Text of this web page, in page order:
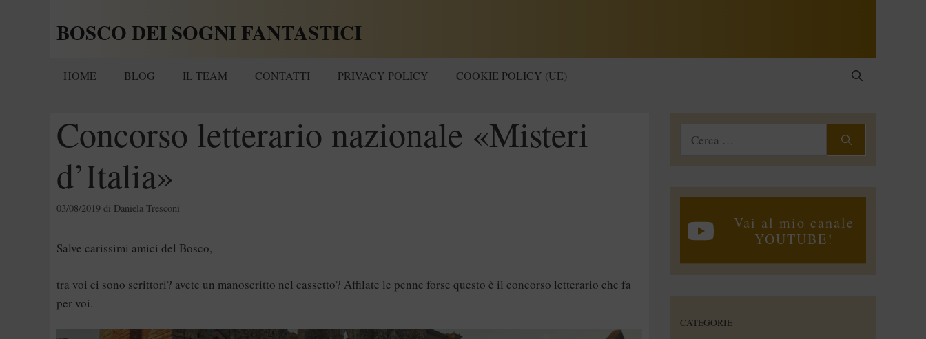
BOSCO DEI SOGNI FANTASTICI
HOME BLOG IL TEAM CONTATTI PRIVACY POLICY COOKIE POLICY (UE)
Concorso letterario nazionale «Misteri
d’Italia»
03/08/2019 di Daniela Tresconi
Salve carissimi amici del Bosco,
tra voi ci sono scrittori? avete un manoscritto nel cassetto? Affilate le penne forse questo è il concorso letterario che fa
per voi.
Ricerca
Vai al mio canale
YOUTUBE!
CATEGORIE